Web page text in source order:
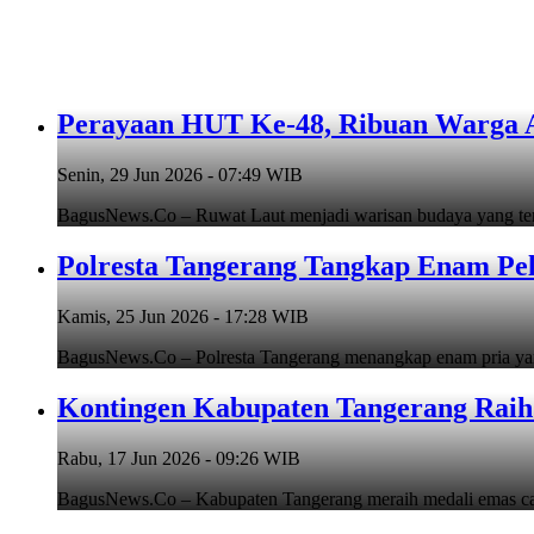
Perayaan HUT Ke-48, Ribuan
Senin, 29 Jun 2026 - 07:49 WIB
BagusNews.Co – Ruwat Laut menjadi warisan budaya yang
Polresta Tangerang Tangkap Enam
Kamis, 25 Jun 2026 - 17:28 WIB
BagusNews.Co – Polresta Tangerang menangkap enam pria
Kontingen Kabupaten Tangerang
Rabu, 17 Jun 2026 - 09:26 WIB
BagusNews.Co – Kabupaten Tangerang meraih medali